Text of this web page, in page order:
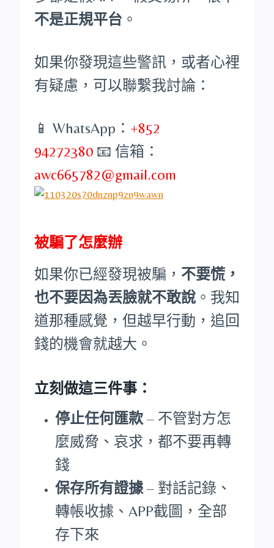
不是正規平台 。
如果你發現這些警訊，或者心裡
有疑慮，可以聯繫我討論：
📱 WhatsApp： +852
94272380 📧 信箱：
awc665782@gmail.com
被騙了怎麼辦
如果你已經發現被騙， 不要慌，
也不要因為丟臉就不敢說 。我知
道那種感覺，但越早行動，追回
錢的機會就越大。
立刻做這三件事：
停止任何匯款 – 不管對方怎
麼威脅、哀求，都不要再轉
錢
保存所有證據 – 對話記錄、
轉帳收據、APP截圖，全部
存下來